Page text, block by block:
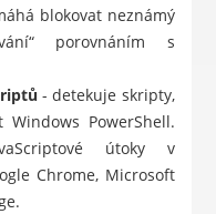
blokovat neznámý
porovnáním s
- detekuje skripty,
PowerShell.
útoky v
Chrome, Microsoft